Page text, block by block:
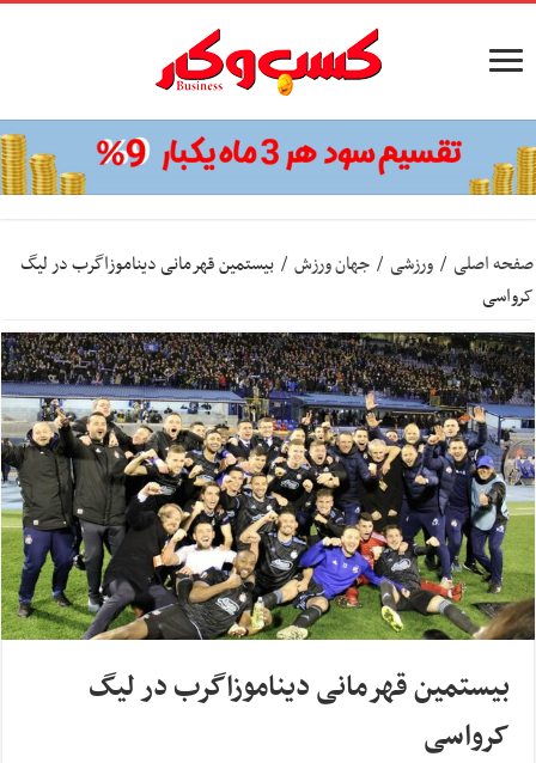
صفحه اصلی / ورزشی / جهان ورزش / بیستمین قهرمانی دیناموزاگرب در لیگ
کرواسی
بیستمین قهرمانی دیناموزاگرب در لیگ
کرواسی